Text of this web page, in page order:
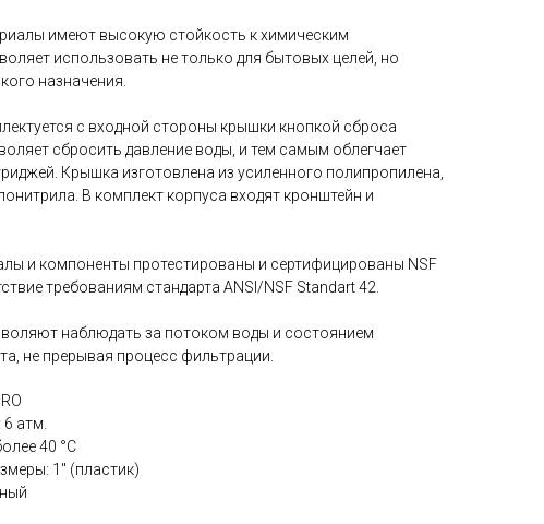
имеют высокую стойкость к химическим
использовать не только для бытовых целей, но
назначения.
с входной стороны крышки кнопкой сброса
сбросить давление воды, и тем самым облегчает
Крышка изготовлена из усиленного полипропилена,
В комплект корпуса входят кронштейн и
и компоненты протестированы и сертифицированы NSF
требованиям стандарта ANSI/NSF Standart 42.
наблюдать за потоком воды и состоянием
не прерывая процесс фильтрации.
6 атм.
40 °С
1" (пластик)